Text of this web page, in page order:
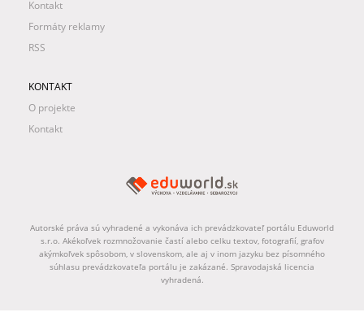
Kontakt
Formáty reklamy
RSS
KONTAKT
O projekte
Kontakt
Autorské práva sú vyhradené a vykonáva ich prevádzkovateľ portálu Eduworld
s.r.o. Akékoľvek rozmnožovanie častí alebo celku textov, fotografií, grafov
akýmkoľvek spôsobom, v slovenskom, ale aj v inom jazyku bez písomného
súhlasu prevádzkovateľa portálu je zakázané. Spravodajská licencia
vyhradená.